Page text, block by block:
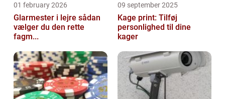
01 february 2026
Glarmester i lejre sådan
vælger du den rette
fagm...
09 september 2025
Kage print: Tilføj
personlighed til dine
kager